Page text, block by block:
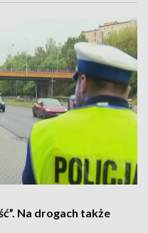
Na drogach także